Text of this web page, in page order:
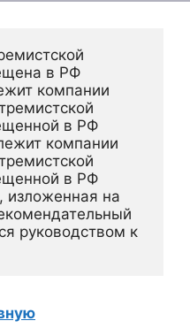
в РФ
компании
в РФ
компании
в РФ
на
руководством к